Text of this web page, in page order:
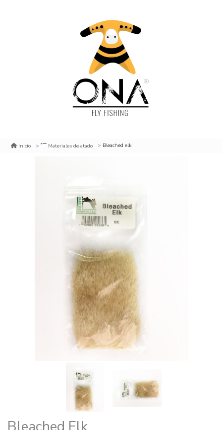
Inicio Materiales de atado Bleached elk